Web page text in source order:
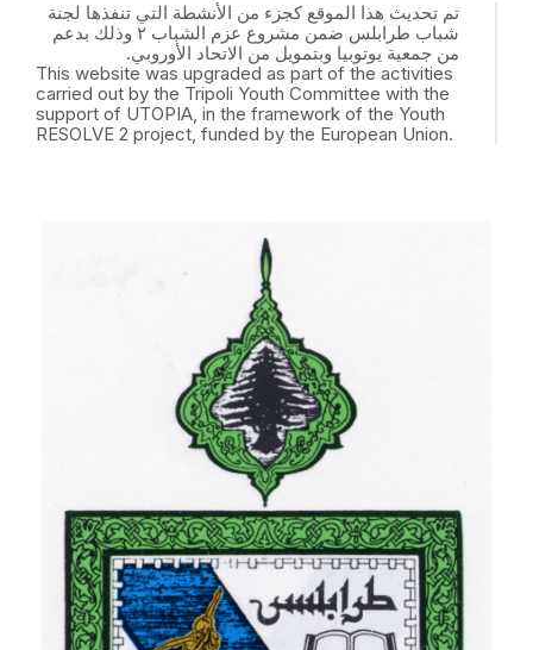
تم تحديث هذا الموقع كجزء من الأنشطة التي تنفذها لجنة
شباب طرابلس ضمن مشروع عزم الشباب ٢ وذلك بدعم
من جمعية يوتوبيا وبتمويل من الاتحاد الأوروبي.
This website was upgraded as part of the activities
carried out by the Tripoli Youth Committee with the
support of UTOPIA, in the framework of the Youth
RESOLVE 2 project, funded by the European Union.